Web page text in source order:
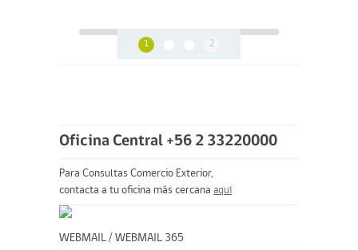
1 2
Oficina Central +56 2 33220000
Para Consultas Comercio Exterior,
contacta a tu oficina más cercana aquí
WEBMAIL / WEBMAIL 365